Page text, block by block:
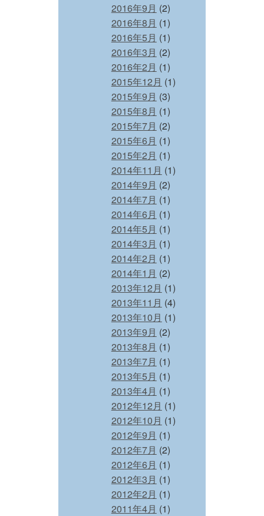
2016年9月 (2)
2016年8月 (1)
2016年5月 (1)
2016年3月 (2)
2016年2月 (1)
2015年12月 (1)
2015年9月 (3)
2015年8月 (1)
2015年7月 (2)
2015年6月 (1)
2015年2月 (1)
2014年11月 (1)
2014年9月 (2)
2014年7月 (1)
2014年6月 (1)
2014年5月 (1)
2014年3月 (1)
2014年2月 (1)
2014年1月 (2)
2013年12月 (1)
2013年11月 (4)
2013年10月 (1)
2013年9月 (2)
2013年8月 (1)
2013年7月 (1)
2013年5月 (1)
2013年4月 (1)
2012年12月 (1)
2012年10月 (1)
2012年9月 (1)
2012年7月 (2)
2012年6月 (1)
2012年3月 (1)
2012年2月 (1)
2011年4月 (1)